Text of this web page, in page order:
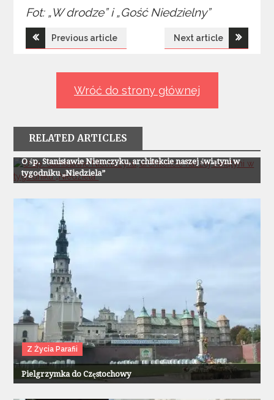
Fot: „W drodze” i „Gość Niedzielny”
Nawigacja
Previous article Next article
Wróć do strony głównej
RELATED ARTICLES
Z Życia Parafii
O śp. Stanisławie Niemczyku, architekcie naszej świątyni w
tygodniku „Niedziela”
Z Życia Parafii
Pielgrzymka do Częstochowy